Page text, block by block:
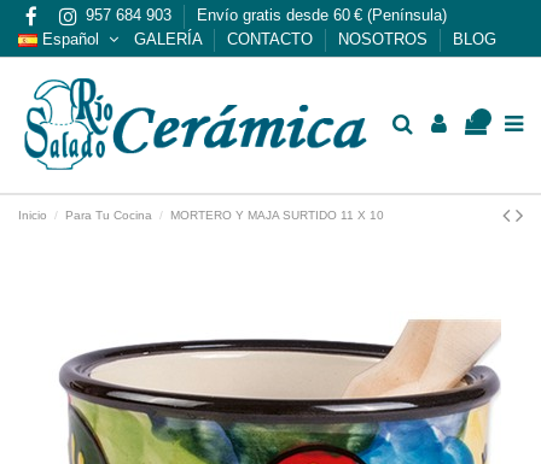
957 684 903
Envío gratis desde 60 € (Península)
Español
GALERÍA CONTACTO NOSOTROS BLOG
Inicio Para Tu Cocina MORTERO Y MAJA SURTIDO 11 X 10